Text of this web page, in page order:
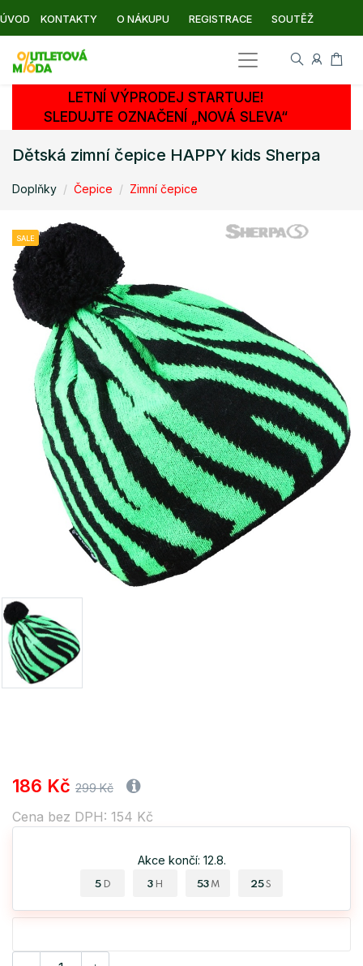
ÚVOD KONTAKTY O NÁKUPU REGISTRACE SOUTĚŽ
LETNÍ VÝPRODEJ STARTUJE!
SLEDUJTE OZNAČENÍ „NOVÁ SLEVA“
Dětská zimní čepice HAPPY kids Sherpa
Doplňky Čepice Zimní čepice
SALE
186 Kč 299 Kč
Cena bez DPH: 154 Kč
Akce končí: 12.8.
5 D 3 H 53 M 25 S